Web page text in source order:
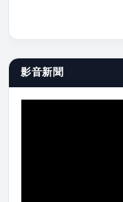
影音新聞